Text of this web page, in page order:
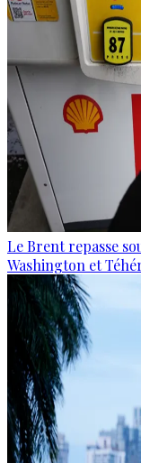
Le Brent repasse
Washington et